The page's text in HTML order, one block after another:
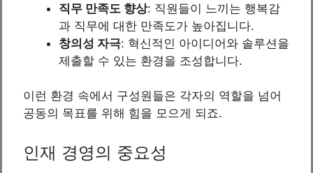
직무 만족도 향상: 직원들이 느끼는 행복감
과 직무에 대한 만족도가 높아집니다.
창의성 자극: 혁신적인 아이디어와 솔루션을
제출할 수 있는 환경을 조성합니다.
이런 환경 속에서 구성원들은 각자의 역할을 넘어
공동의 목표를 위해 힘을 모으게 되죠.
인재 경영의 중요성